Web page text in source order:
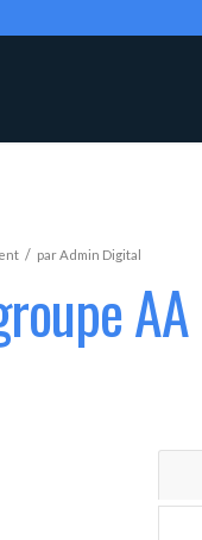
/ parAdmin Digital